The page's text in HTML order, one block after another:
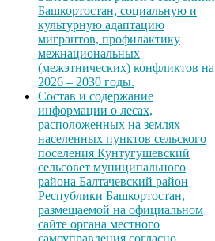
Башкортостан, социальную и
культурную адаптацию
мигрантов, профилактику
межнациональных
(межэтнических) конфликтов на
2026 – 2030 годы.
Состав и содержание
информации о лесах,
расположенных на землях
населенных пунктов сельского
поселения Кунтугушевский
сельсовет муниципального
района Балтачевский район
Республики Башкортостан,
размещаемой на официальном
сайте органа местного